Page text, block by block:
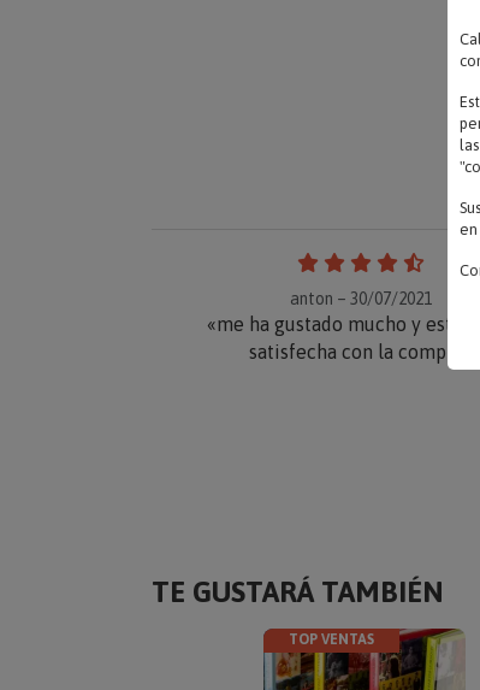
anton – 30/07/2021
«me ha gustado mucho y estoy
satisfecha con la compra»
TE GUSTARÁ TAMBIÉN
TOP VENTAS